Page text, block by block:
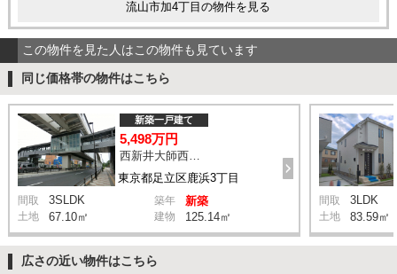
流山市加4丁目の物件を見る
この物件を見た人はこの物件も見ています
同じ価格帯の物件はこちら
東京都足立区鹿浜3丁目
新築一戸建て
5,498万円
間取 3SLDK 築年 新築
土地 67.10㎡ 建物 125.14㎡
間取 3LDK
土地 83.59㎡
広さの近い物件はこちら